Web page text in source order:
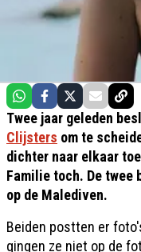
Twee jaar geleden
Clijsters om te
dichter naar elkaar
Familie toch. De twee
op de Malediven.
Beiden postten er
gingen ze niet op de